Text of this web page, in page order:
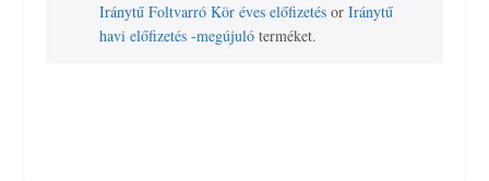
Iránytű Foltvarró Kör éves előfizetés orIránytű
havi előfizetés -megújuló terméket.